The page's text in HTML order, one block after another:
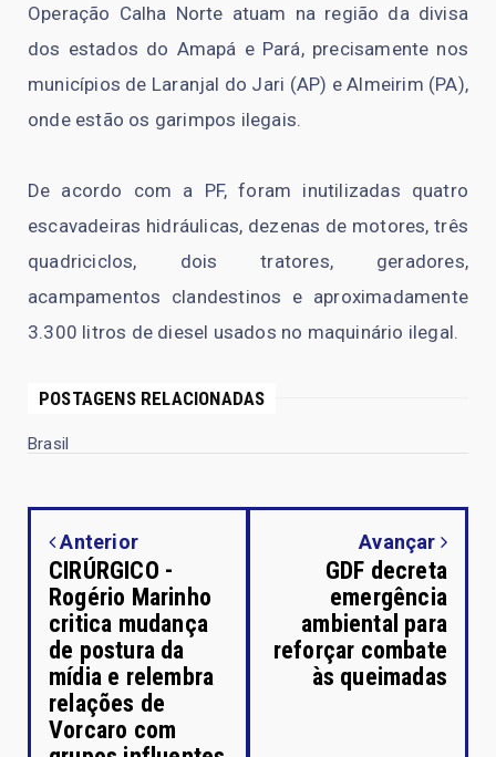
Operação Calha Norte atuam na região da divisa
dos estados do Amapá e Pará, precisamente nos
municípios de Laranjal do Jari (AP) e Almeirim (PA),
onde estão os garimpos ilegais.
De acordo com a PF, foram inutilizadas quatro
escavadeiras hidráulicas, dezenas de motores, três
quadriciclos, dois tratores, geradores,
acampamentos clandestinos e aproximadamente
3.300 litros de diesel usados no maquinário ilegal.
POSTAGENS RELACIONADAS
Brasil
Anterior
CIRÚRGICO -
Rogério Marinho
critica mudança
de postura da
mídia e relembra
relações de
Vorcaro com
Avançar
GDF decreta
emergência
ambiental para
reforçar combate
às queimadas